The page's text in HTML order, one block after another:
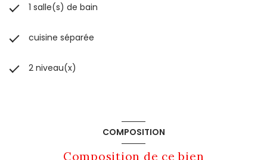
1 salle(s) de bain
cuisine séparée
2 niveau(x)
COMPOSITION
Composition de ce bien